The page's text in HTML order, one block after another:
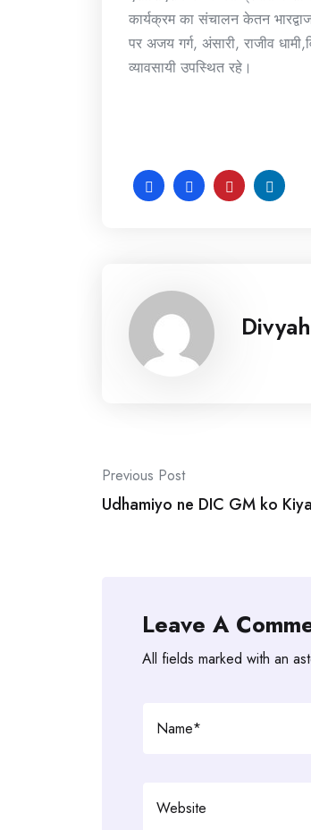
कार्यक्रम का संचालन केतन
पर अजय गर्ग, अंसारी, राजीव
व्यावसायी उपस्थित रहे।
Post
navigation
Previous Post
Udhamiyo ne DIC GM ko
Leave A
All fields marked with an